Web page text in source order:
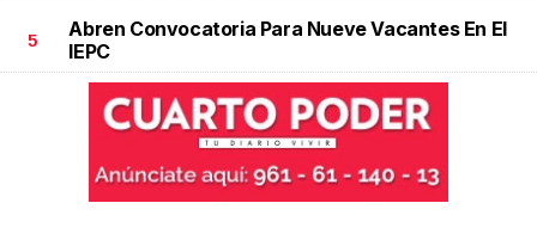
5
Abren Convocatoria Para Nueve Vacantes En El
IEPC